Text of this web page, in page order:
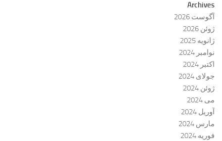
Archives
آگوست 2026
ژوئن 2026
ژانویه 2025
نوامبر 2024
اکتبر 2024
جولای 2024
ژوئن 2024
می 2024
آوریل 2024
مارس 2024
فوریه 2024